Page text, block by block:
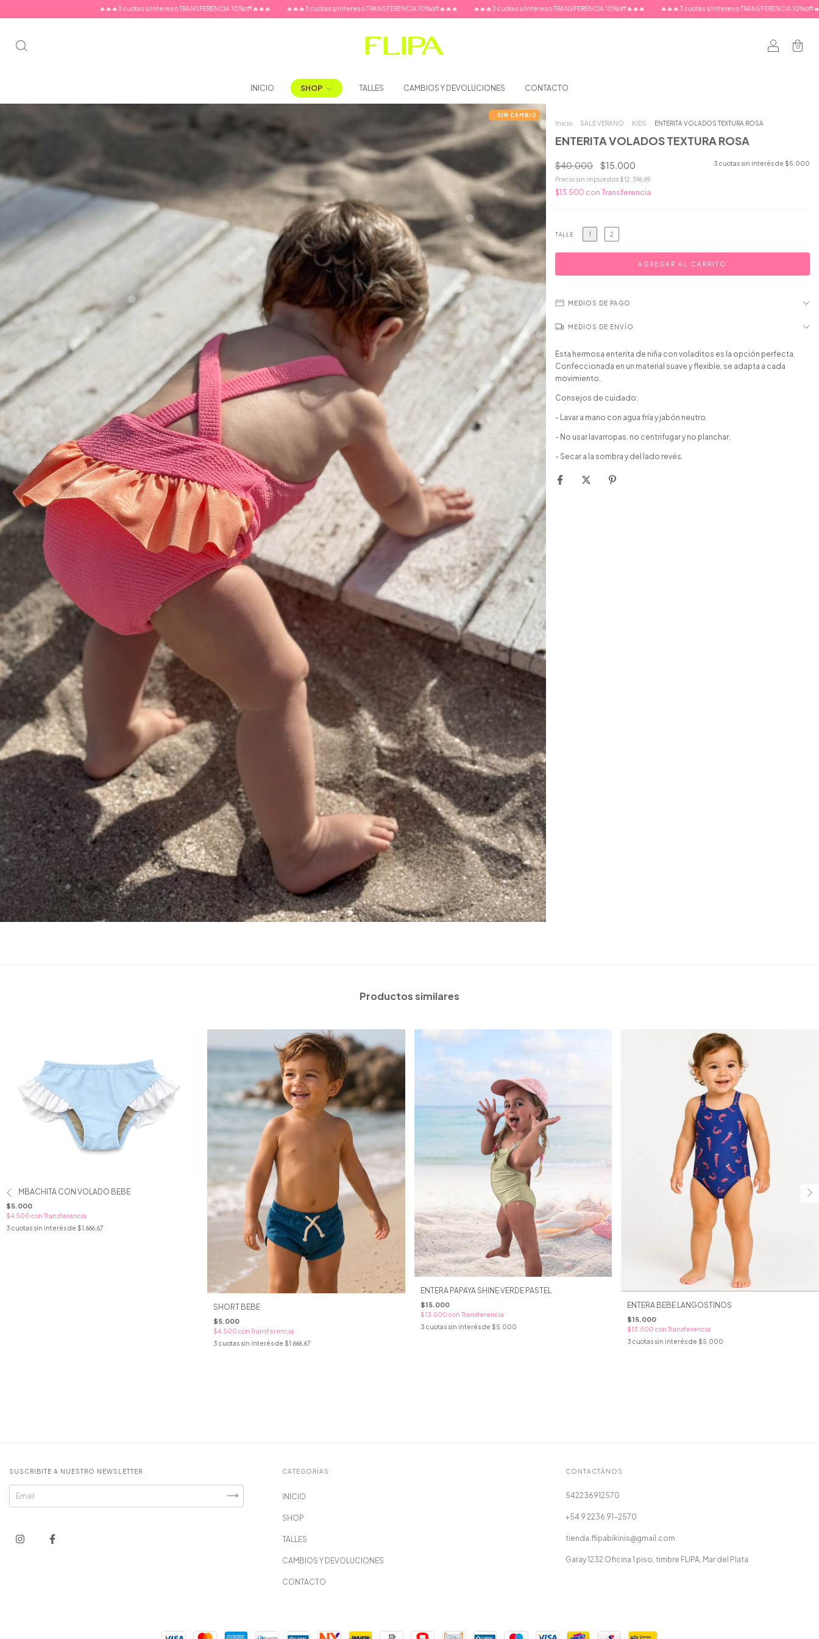
🔥🔥🔥3 cuotas s/interes o TRANSFERENCIA 10%off🔥🔥🔥 🔥🔥🔥3 cuotas s/interes o TRANSFERENCIA 10%off🔥🔥🔥 🔥🔥🔥3 cuotas s/interes o TRANSFERENCIA 10%off🔥🔥🔥 🔥🔥🔥3 cuotas s/interes o TRANSFERENCIA 10%off🔥🔥🔥 🔥🔥🔥3 cuotas
0
INICIO SHOP TALLES CAMBIOS Y DEVOLUCIONES CONTACTO
Inicio SALE VERANO KIDS ENTERITA VOLADOS TEXTURA ROSA
ENTERITA VOLADOS TEXTURA ROSA
$40.000 $15.000 3 cuotas sin interés de $5.000
Precio sin impuestos $12.396,69
$13.500 con Transferencia
TALLE 1 2
MEDIOS DE PAGO
MEDIOS DE ENVÍO
Esta hermosa enterita de niña con voladitos es la opción perfecta.
Confeccionada en un material suave y flexible, se adapta a cada
movimiento.
Consejos de cuidado:
- Lavar a mano con agua fría y jabón neutro.
- No usar lavarropas, no centrifugar y no planchar.
- Secar a la sombra y del lado revés.
Productos similares
BOMBACHITA CON VOLADO BEBE
$5.000
$4.500 con Transferencia
3 cuotas sin interés de $1.666,67
SHORT BEBE
$5.000
$4.500 con Transferencia
3 cuotas sin interés de $1.666,67
ENTERA PAPAYA SHINE VERDE PASTEL
$15.000
$13.500 con Transferencia
3 cuotas sin interés de $5.000
ENTERA BEBE LANGOSTINOS
$15.000
$13.500con Transferencia
3 cuotas sin interés de $5.000
SUSCRIBITE A NUESTRO NEWSLETTER CATEGORÍAS
INICIO
SHOP
TALLES
CAMBIOS Y DEVOLUCIONES
CONTACTO
CONTACTÁNOS
542236912570
+54 9 2236 91-2570
tienda.flipabikinis@gmail.com
Garay 1232 Oficina 1 piso, timbre FLIPA, Mar del Plata